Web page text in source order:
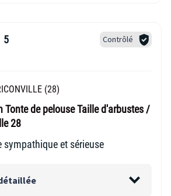
5 Contrôlé
(28)
Tonte de pelouse Taille d'arbustes /
28
sympathique et sérieuse